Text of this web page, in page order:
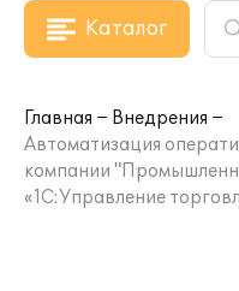
Каталог
Главная
Внедрения
Автоматизация
компании
«1С:Управление